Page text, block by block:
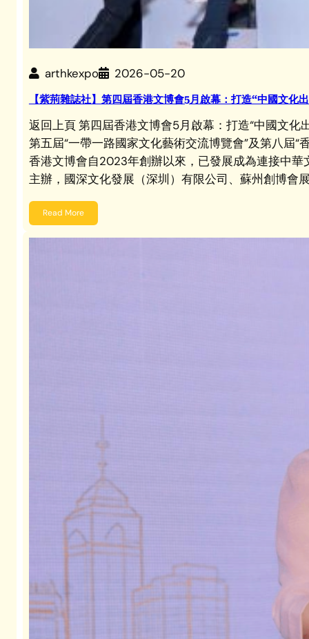
arthkexpo 2026-05-20
【紫荊雜誌社】第四屆香港文博會5月啟幕：打造“中國文化
返回上頁 第四屆香港文博會5月啟幕：打造“中國文
第五屆“一帶一路國家文化藝術交流博覽會”及第八
香港文博會自2023年創辦以來，已發展成為連接中
主辦，國深文化發展（深圳）有限公司、蘇州創博會
Read More